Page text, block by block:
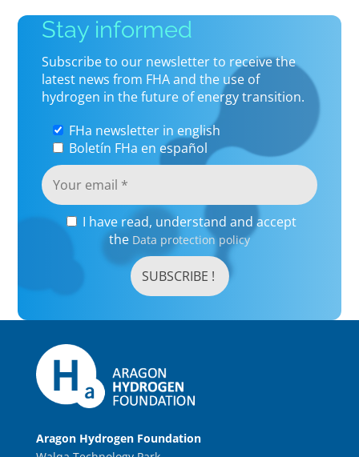
Stay informed
Subscribe to our newsletter to receive the
latest news from FHA and the use of
hydrogen in the future of energy transition.
FHa newsletter in english
Boletín FHa en español
I have read, understand and accept
the Data protection policy
Aragon Hydrogen Foundation